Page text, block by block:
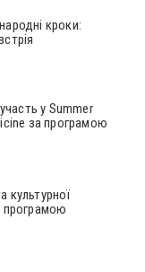
кроки:
у Summer
за програмою
культурної
програмою